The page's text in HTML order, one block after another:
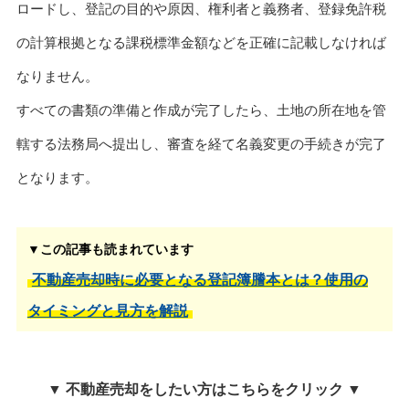
ロードし、登記の目的や原因、権利者と義務者、登録免許税
の計算根拠となる課税標準金額などを正確に記載しなければ
なりません。
すべての書類の準備と作成が完了したら、土地の所在地を管
轄する法務局へ提出し、審査を経て名義変更の手続きが完了
となります。
▼この記事も読まれています
不動産売却時に必要となる登記簿謄本とは？使用の
タイミングと見方を解説
▼ 不動産売却をしたい方はこちらをクリック ▼